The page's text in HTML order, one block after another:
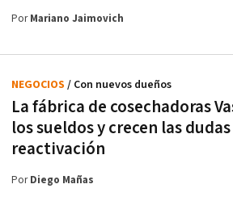
PorMariano Jaimovich
La fábrica de cosechadoras
los sueldos y crecen las
reactivación
NEGOCIOS / Con nuevos dueños
PorDiego Mañas